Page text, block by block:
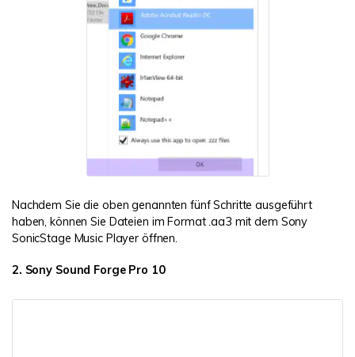
Nachdem Sie die oben genannten fünf Schritte ausgeführt
haben, können Sie Dateien im Format .aa3 mit dem Sony
SonicStage Music Player öffnen.
2. Sony Sound Forge Pro 10